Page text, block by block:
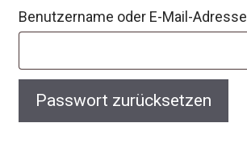
Benutzername oder E-Mail-Adresse
Passwort zurücksetzen